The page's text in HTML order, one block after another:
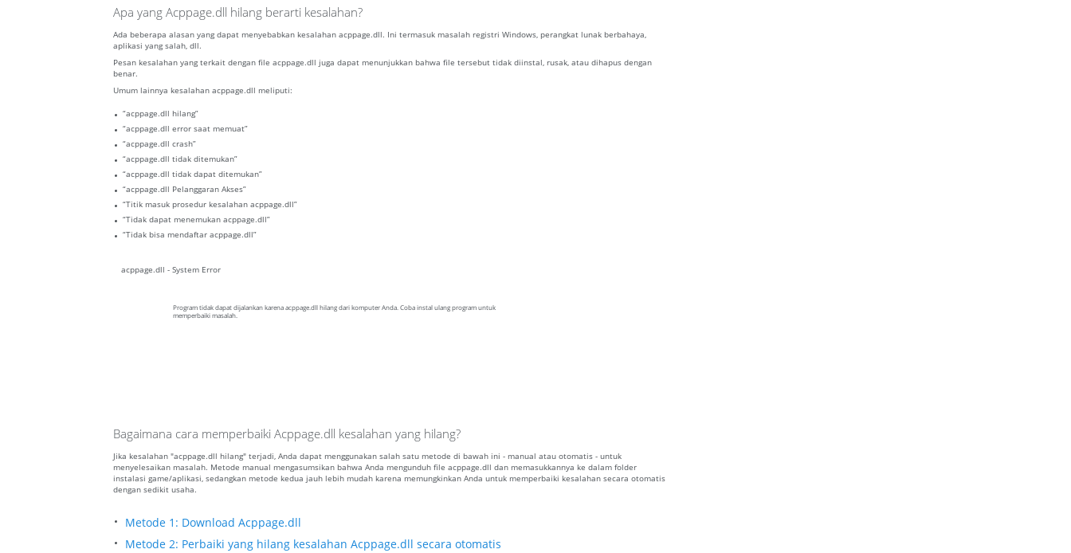
Apa yang Acppage.dll hilang berarti kesalahan?
Ada beberapa alasan yang dapat menyebabkan kesalahan acppage.dll. Ini termasuk masalah registri Windows, perangkat lunak berbahaya,
aplikasi yang salah, dll.
Pesan kesalahan yang terkait dengan file acppage.dll juga dapat menunjukkan bahwa file tersebut tidak diinstal, rusak, atau dihapus dengan
benar.
Umum lainnya kesalahan acppage.dll meliputi:
“acppage.dll hilang”
“acppage.dll error saat memuat”
“acppage.dll crash”
“acppage.dll tidak ditemukan”
“acppage.dll tidak dapat ditemukan”
“acppage.dll Pelanggaran Akses”
“Titik masuk prosedur kesalahan acppage.dll”
“Tidak dapat menemukan acppage.dll”
“Tidak bisa mendaftar acppage.dll”
acppage.dll - System Error
Program tidak dapat dijalankan karena acppage.dll hilang dari komputer Anda. Coba instal ulang program untuk
memperbaiki masalah.
Bagaimana cara memperbaiki Acppage.dll kesalahan yang hilang?
Jika kesalahan "acppage.dll hilang" terjadi, Anda dapat menggunakan salah satu metode di bawah ini - manual atau otomatis - untuk
menyelesaikan masalah. Metode manual mengasumsikan bahwa Anda mengunduh file acppage.dll dan memasukkannya ke dalam folder
instalasi game/aplikasi, sedangkan metode kedua jauh lebih mudah karena memungkinkan Anda untuk memperbaiki kesalahan secara otomatis
dengan sedikit usaha.
Metode 1: Download Acppage.dll
Metode 2: Perbaiki yang hilang kesalahan Acppage.dll secara otomatis